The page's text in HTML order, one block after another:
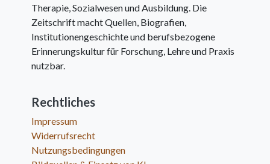
Therapie, Sozialwesen und Ausbildung. Die
Zeitschrift macht Quellen, Biografien,
Institutionengeschichte und berufsbezogene
Erinnerungskultur für Forschung, Lehre und Praxis
nutzbar.
Rechtliches
Impressum
Widerrufsrecht
Nutzungsbedingungen